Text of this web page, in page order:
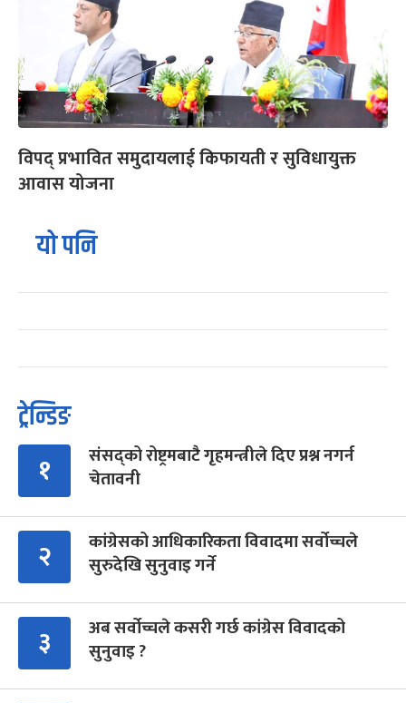
विपद् प्रभावित समुदायलाई किफायती र सुविधायुक्त
आवास योजना
यो पनि
ट्रेन्डिङ
१
संसद्को रोष्ट्रमबाटै गृहमन्त्रीले दिए प्रश्न नगर्न
चेतावनी
२
कांग्रेसको आधिकारिकता विवादमा सर्वोच्चले
सुरुदेखि सुनुवाइ गर्ने
३
अब सर्वोच्चले कसरी गर्छ कांग्रेस विवादको
सुनुवाइ ?